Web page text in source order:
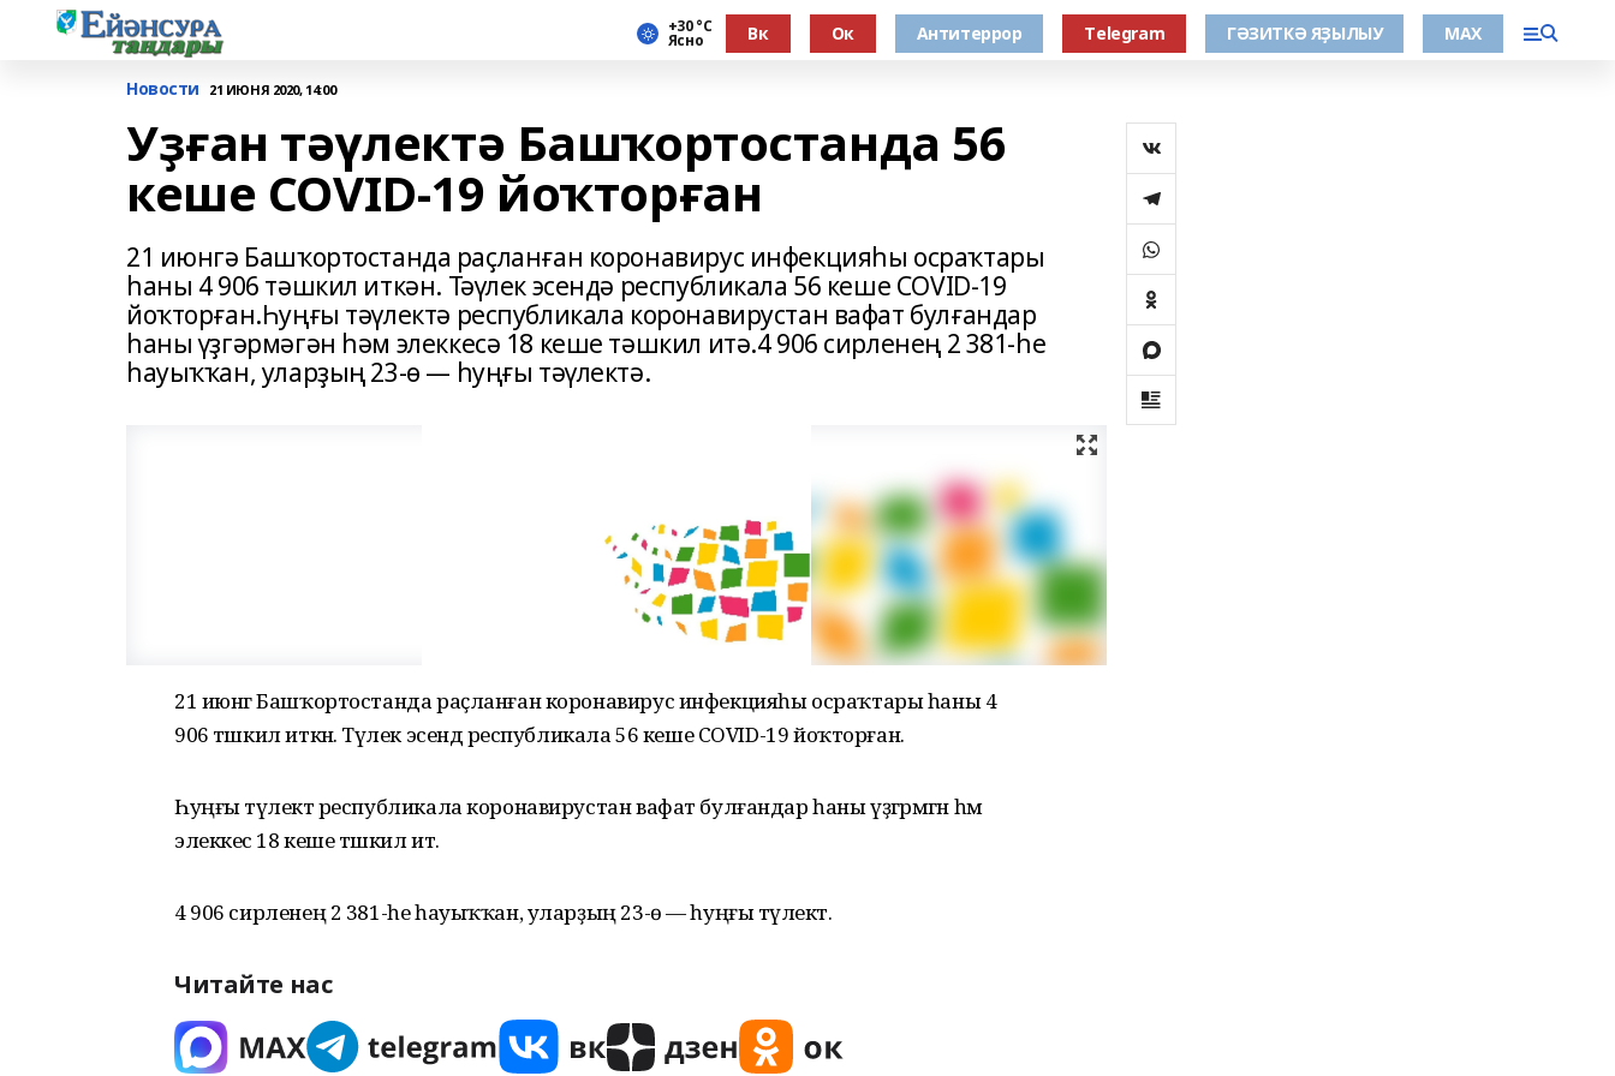
+30 °С
Ясно Вк Ок Антитеррор Тelegram ГӘЗИТКӘ ЯҘЫЛЫУ МАХ
Новости 21 ИЮНЯ 2020, 14:00
Уҙған тәүлектә Башҡортостанда 56
кеше COVID-19 йоҡторған
21 июнгә Башҡортостанда раҫланған коронавирус инфекцияһы осраҡтары
һаны 4 906 тәшкил иткән. Тәүлек эсендә республикала 56 кеше COVID-19
йоҡторған.Һуңғы тәүлектә республикала коронавирустан вафат булғандар
һаны үҙгәрмәгән һәм элеккесә 18 кеше тәшкил итә.4 906 сирленең 2 381-һе
һауыҡҡан, уларҙың 23-ө — һуңғы тәүлектә.
21 июнгә Башҡортостанда раҫланған коронавирус инфекцияһы осраҡтары һаны 4
906 тәшкил иткән. Тәүлек эсендә республикала 56 кеше COVID-19 йоҡторған.
Һуңғы тәүлектә республикала коронавирустан вафат булғандар һаны үҙгәрмәгән һәм
элеккесә 18 кеше тәшкил итә.
4 906 сирленең 2 381-һе һауыҡҡан, уларҙың 23-ө — һуңғы тәүлектә.
Читайте нас